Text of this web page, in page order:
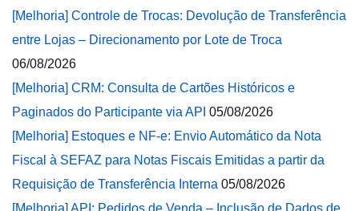
[Melhoria] Controle de Trocas: Devolução de Transferência
entre Lojas – Direcionamento por Lote de Troca
06/08/2026
[Melhoria] CRM: Consulta de Cartões Históricos e
Paginados do Participante via API 05/08/2026
[Melhoria] Estoques e NF-e: Envio Automático da Nota
Fiscal à SEFAZ para Notas Fiscais Emitidas a partir da
Requisição de Transferência Interna 05/08/2026
[Melhoria] API: Pedidos de Venda – Inclusão de Dados de